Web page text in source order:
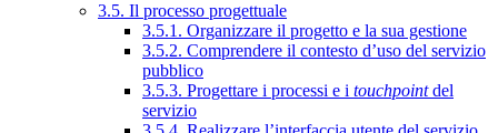
3.5. Il processo progettuale
3.5.1. Organizzare il progetto e la sua gestione
3.5.2. Comprendere il contesto d’uso del servizio
pubblico
3.5.3. Progettare i processi e i touchpointdel
servizio